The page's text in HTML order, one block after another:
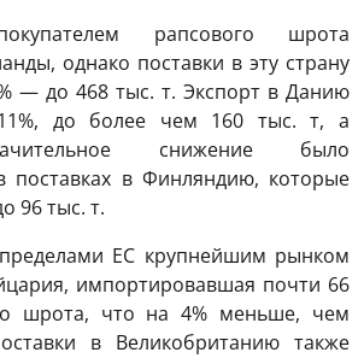
рапсового шрота
однако поставки в эту страну
— до 468 тыс. т. Экспорт в Данию
до более чем 160 тыс. т, а
снижение было
поставках в Финляндию, которые
96 тыс. т.
ЕС крупнейшим рынком
импортировавшая почти 66
шрота, что на 4% меньше, чем
в Великобританию также